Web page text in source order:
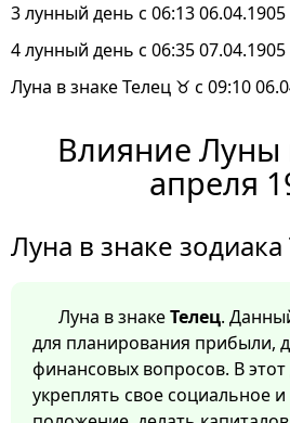
3 лунный день с 06:13 06.04.1905
4 лунный день с 06:35 07.04.1905
Луна в знаке Телец ♉ с 09:10
Влияние Луны
апреля
Луна в знаке зодиака
Луна в знакеТелец.
для планирования прибыли,
финансовых вопросов. В
укреплять свое социальное